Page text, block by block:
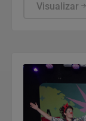
Visualizar